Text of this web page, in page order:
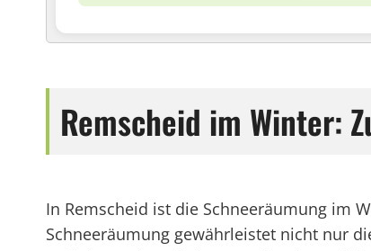
Remscheid im Winter:
In Remscheid ist die Schneeräumung im
Schneeräumung gewährleistet nicht nur